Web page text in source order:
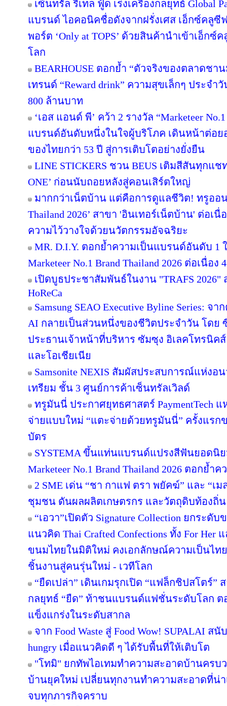
เซ็นทรัล รีเทล ฟู้ด เร่งเครื่องกลยุทธ์ Global
แบรนด์ ไอคอนิคชื่อดังจากฝรั่งเศส เอ็กซ์คลูซี
พอร์ต ‘Only at TOPS’ ด้วยสินค้านำเข้าเอ็ก
โลก
BEARHOUSE ตอกย้ำ “ตัวจริงของตลาดชา
เทรนด์ “Reward drink” ความสุขเล็กๆ ประจำ
800 ล้านบาท
‘เอส แอนด์ พี’ คว้า 2 รางวัล “Marketeer
แบรนด์อันดับหนึ่งในใจผู้บริโภค เดินหน้าต่อย
ของไทยกว่า 53 ปี สู่การเติบโตอย่างยั่งยืน
LINE STICKERS ชวน BEUS เติมสีสันทุกแช
ONE’ ก่อนนับถอยหลังสู่คอนเสิร์ตใหญ่
มากกว่าเน็ตบ้าน แต่คือการดูแลชีวิต! ทรูออน
Thailand 2026’ สาขา 'อินเทอร์เน็ตบ้าน' ต่อเ
ความไว้วางใจด้วยนวัตกรรมอัจฉริยะ
MR. D.I.Y. ตอกย้ำความเป็นแบรนด์อันดับ 1
Marketeer No.1 Brand Thailand 2026 ต่อเนื่อง
เปิดบูธประชาสัมพันธ์ในงาน "TRAFS
HoReCa
Samsung SEAO Executive Byline Series:
AI กลายเป็นส่วนหนึ่งของชีวิตประจำวัน โดย
ประธานเจ้าหน้าที่บริหาร ซัมซุง อิเลคโทรนิค
และโอเชียเนีย
Samsonite NEXIS สัมผัสประสบการณ์แห่ง
เทรียม ชั้น 3 ศูนย์การค้าเซ็นทรัลเวิลด์
ทรูมันนี่ ประกาศยุทธศาสตร์ PaymentTech
จ่ายแบบใหม่ “แตะจ่ายด้วยทรูมันนี่” ครั้งแรก
บัตร
SYSTEMA ขึ้นแท่นแบรนด์แปรงสีฟันยอดนิ
Marketeer No.1 Brand Thailand 2026 ตอกย้
2 SME เด่น “ชา กาแฟ ตรา พยัคฆ์” และ “
ชุมชน ดันผลผลิตเกษตรกร และวัตถุดิบท้องถิ่
“เอวา”เปิดตัว Signature Collection ยกระ
แนวคิด Thai Crafted Confections ทั้ง For Her
ขนมไทยในมิติใหม่ คงเอกลักษณ์ความเป็นไท
ชิ้นงานสู่คนรุ่นใหม่ - เวทีโลก
“ยืดเปล่า” เดินเกมรุกเปิด “แฟล็กชิปสโตร์”
กลยุทธ์ “ยืด” ท้าชนแบรนด์แฟชั่นระดับโลก
แข็งแกร่งในระดับสากล
จาก Food Waste สู่ Food Wow! SUPALAI ส
hungry เมื่อแนวคิดดี ๆ ได้รับพื้นที่ให้เติบโต
"โทมิ" ยกทัพไอเทมทำความสะอาดบ้านครบ
บ้านยุคใหม่ เปลี่ยนทุกงานทำความสะอาดที่น่า
จบทุกภารกิจคราบ